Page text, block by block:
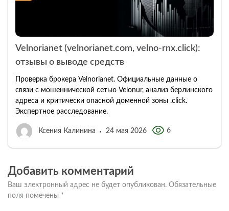
Velnorianet (velnorianet.com, velno-rnx.click):
отзывы о выводе средств
Проверка брокера Velnorianet. Официальные данные о
связи с мошеннической сетью Velonur, анализ берлинского
адреса и критически опасной доменной зоны .click.
Экспертное расследование.
Ксения Калинина 24 мая 2026 6
Добавить комментарий
Ваш электронный адрес не будет опубликован. Обязательные
поля помечены *